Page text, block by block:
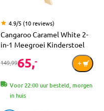
4.9/5 (10 reviews)
Cangaroo Caramel White 2-
in-1 Meegroei Kinderstoel
149,9965,-
Voor 22:00 uur besteld, morgen
in huis